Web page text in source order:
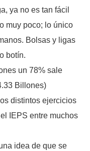
ya no es tan fácil
muy poco; lo único
Bolsas y ligas
botín.
un 78% sale
Billones)
distintos ejercicios
IEPS entre muchos
idea de que se